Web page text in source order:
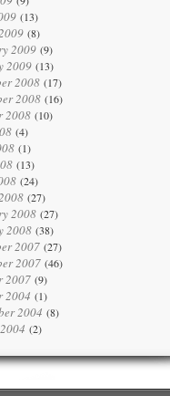
(13)
(8)
2009 (9)
2009 (13)
2008 (17)
2008 (16)
2008 (10)
(4)
(1)
(13)
(24)
(27)
2008 (27)
2008 (38)
2007 (27)
2007 (46)
2007 (9)
2004 (1)
2004 (8)
(2)